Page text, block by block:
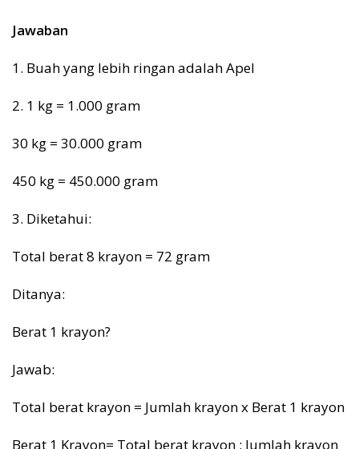
Jawaban
1. Buah yang lebih ringan adalah Apel
2. 1 kg = 1.000 gram
30 kg = 30.000 gram
450 kg = 450.000 gram
3. Diketahui:
Total berat 8 krayon = 72 gram
Ditanya:
Berat 1 krayon?
Jawab:
Total berat krayon = Jumlah krayon x Berat 1 krayon
Berat 1 Krayon= Total berat krayon : Jumlah krayon